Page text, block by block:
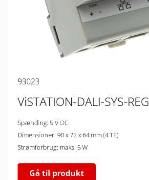
93023
ViSTATION-DALI-SYS-REG
Spænding: 5 V DC
Dimensioner: 90 x 72 x 64 mm (4 TE)
Strømforbrug: maks. 5 W
Gå til produkt